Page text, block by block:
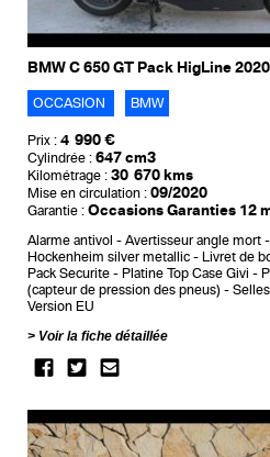
BMW C 650 GT Pack HigLine 2020
OCCASION BMW
Prix : 4 990 €
Cylindrée : 647 cm3
Kilométrage : 30 670 kms
Mise en circulation : 09/2020
Garantie : Occasions Garanties 12
Alarme antivol Avertisseur angle mort
Hockenheim silver metallic
Livret de
Pack Securite
Platine Top Case Givi
(capteur de pression des pneus)
Version EU
Voir la fiche détaillée